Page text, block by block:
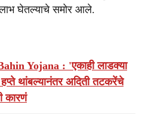
लाभ घेतल्याचे समोर आले.
Yojana : 'एकाही लाडक्या
हप्ते थांबल्यानंतर अदिती तटकरेंचे
कारणं